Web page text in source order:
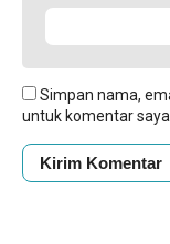
Simpan nama,
untuk komentar